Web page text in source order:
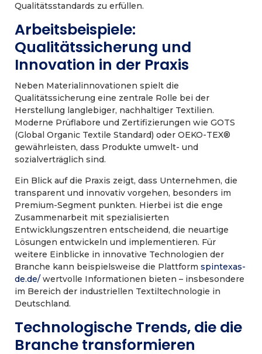
Qualitätsstandards zu erfüllen.
Arbeitsbeispiele:
Qualitätssicherung und
Innovation in der Praxis
Neben Materialinnovationen spielt die
Qualitätssicherung eine zentrale Rolle bei der
Herstellung langlebiger, nachhaltiger Textilien.
Moderne Prüflabore und Zertifizierungen wie GOTS
(Global Organic Textile Standard) oder OEKO-TEX®
gewährleisten, dass Produkte umwelt- und
sozialverträglich sind.
Ein Blick auf die Praxis zeigt, dass Unternehmen, die
transparent und innovativ vorgehen, besonders im
Premium-Segment punkten. Hierbei ist die enge
Zusammenarbeit mit spezialisierten
Entwicklungszentren entscheidend, die neuartige
Lösungen entwickeln und implementieren. Für
weitere Einblicke in innovative Technologien der
Branche kann beispielsweise die Plattform spintexas-
de.de/ wertvolle Informationen bieten – insbesondere
im Bereich der industriellen Textiltechnologie in
Deutschland.
Technologische Trends, die die
Branche transformieren